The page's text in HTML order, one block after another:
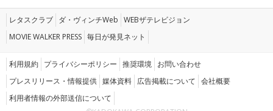
レタスクラブ ダ・ヴィンチWeb WEBザテレビジョン
MOVIE WALKER PRESS 毎日が発見ネット
利用規約 プライバシーポリシー 推奨環境 お問い合わせ
プレスリリース・情報提供 媒体資料 広告掲載について 会社概要
利用者情報の外部送信について